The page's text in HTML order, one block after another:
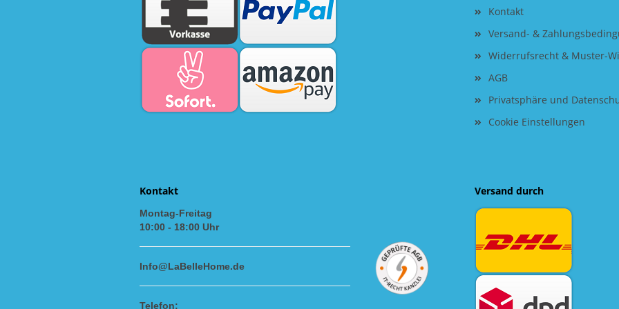
Kontakt
Versand- &
Widerrufsrecht & Muster-
AGB
Privatsphäre und
Cookie Einstellungen
Kontakt
Montag-Freitag
10:00 - 18:00 Uhr
Info@LaBelleHome.de
Telefon:
Versand durch